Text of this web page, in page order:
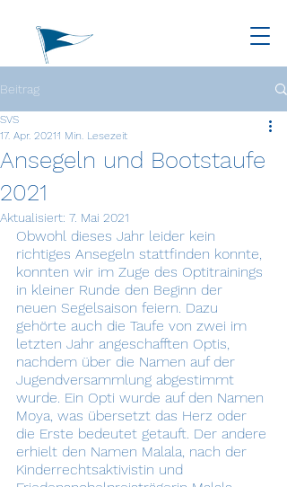
Beitrag
Ansegeln und Bootstaufe
2021
SVS
17. Apr. 20211 Min. Lesezeit
Aktualisiert: 7. Mai 2021
Obwohl dieses Jahr leider kein
richtiges Ansegeln stattfinden konnte,
konnten wir im Zuge des Optitrainings
in kleiner Runde den Beginn der
neuen Segelsaison feiern. Dazu
gehörte auch die Taufe von zwei im
letzten Jahr angeschafften Optis,
nachdem über die Namen auf der
Jugendversammlung abgestimmt
wurde. Ein Opti wurde auf den Namen
Moya, was übersetzt das Herz oder
die Erste bedeutet getauft. Der andere
erhielt den Namen Malala, nach der
Kinderrechtsaktivistin und